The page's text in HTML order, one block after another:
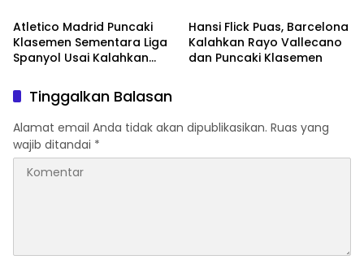
Atletico Madrid Puncaki
Klasemen Sementara Liga
Spanyol Usai Kalahkan
Hansi Flick Puas, Barcelona
Kalahkan Rayo Vallecano
dan Puncaki Klasemen
Tinggalkan Balasan
Alamat email Anda tidak akan dipublikasikan. Ruas yang
wajib ditandai *